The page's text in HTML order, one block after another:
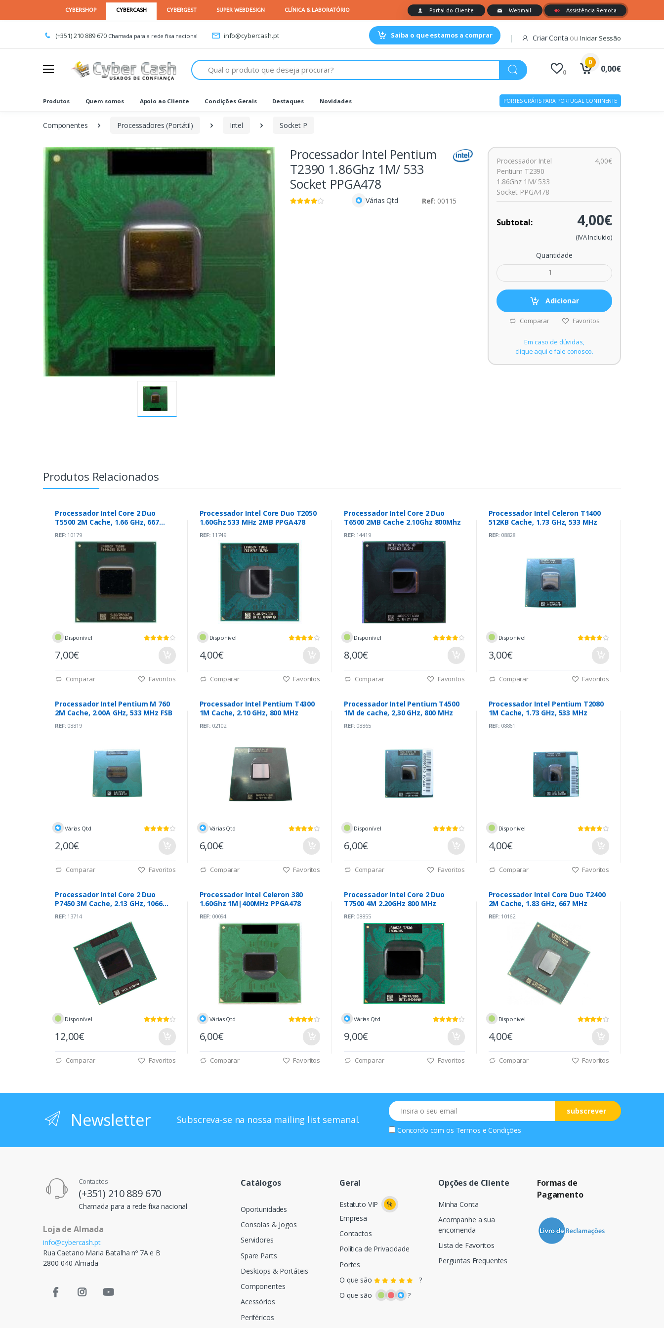
(+351) 210 889 670 Chamada para a rede fixa nacional info@cybercash.pt Saiba o que estamos a comprar Criar Conta ouIniciar Sessão
Procurar
0
0
0,00€
Produtos Quem somos Apoio ao Cliente Condições Gerais Destaques Novidades PORTES GRÁTIS PARA PORTUGAL CONTINENTE
Componentes Processadores (Portátil) Intel Socket P
Processador Intel Pentium
T2390 1.86Ghz 1M/ 533
Socket PPGA478
Várias Qtd Ref: 00115
Processador Intel
Pentium T2390
1.86Ghz 1M/ 533
Socket PPGA478
4,00€
Subtotal: 4,00€
(IVA Incluído)
Quantidade
Adicionar
Comparar Favoritos
Em caso de dúvidas,
clique aqui e fale conosco.
Produtos Relacionados
Processador Intel Core 2 Duo
T5500 2M Cache, 1.66 GHz, 667
REF:10179
Disponível
7,00€
Comparar Favoritos
Processador Intel Core Duo T2050
1.60Ghz 533 MHz 2MB PPGA478
REF:11749
Disponível
4,00€
Comparar Favoritos
Processador Intel Core 2 Duo
T6500 2MB Cache 2.10Ghz 800Mhz
REF:14419
Disponível
8,00€
Comparar Favoritos
Processador Intel Celeron T1400
512KB Cache, 1.73 GHz, 533 MHz
REF:08828
Disponível
3,00€
Comparar Favoritos
Processador Intel Pentium M 760
2M Cache, 2.00A GHz, 533 MHz FSB
REF:08819
Várias Qtd
2,00€
Comparar Favoritos
Processador Intel Pentium T4300
1M Cache, 2.10 GHz, 800 MHz
REF:02102
Várias Qtd
6,00€
Comparar Favoritos
Processador Intel Pentium T4500
1M de cache, 2,30 GHz, 800 MHz
REF:08865
Disponível
6,00€
Comparar Favoritos
Processador Intel Pentium T2080
1M Cache, 1.73 GHz, 533 MHz
REF:08861
Disponível
4,00€
Comparar Favoritos
Processador Intel Core 2 Duo
P7450 3M Cache, 2.13 GHz, 1066
REF:13714
Disponível
12,00€
Comparar Favoritos
Processador Intel Celeron 380
1.60Ghz 1M|400MHz PPGA478
REF:00094
Várias Qtd
6,00€
Comparar Favoritos
Processador Intel Core 2 Duo
T7500 4M 2.20GHz 800 MHz
REF:08855
Várias Qtd
9,00€
Comparar Favoritos
Processador Intel Core Duo T2400
2M Cache, 1.83 GHz, 667 MHz
REF:10162
Disponível
4,00€
Comparar Favoritos
Newsletter Subscreva-se na nossa mailing list semanal.
Email
subscrever
Concordo com os Termos e Condições
Contactos
(+351) 210 889 670
Chamada para a rede fixa nacional
Loja de Almada
info@cybercash.pt
Rua Caetano Maria Batalha nº 7A e B
2800-040 Almada
Catálogos
Oportunidades
Consolas & Jogos
Servidores
Spare Parts
Desktops & Portáteis
Componentes
Acessórios
Periféricos
Geral
Estatuto VIP
%
Empresa
Contactos
Política de Privacidade
Portes
O que são
?
O que são
?
Opções de Cliente
Minha Conta
Acompanhe a sua
encomenda
Lista de Favoritos
Perguntas Frequentes
Formas de
Pagamento